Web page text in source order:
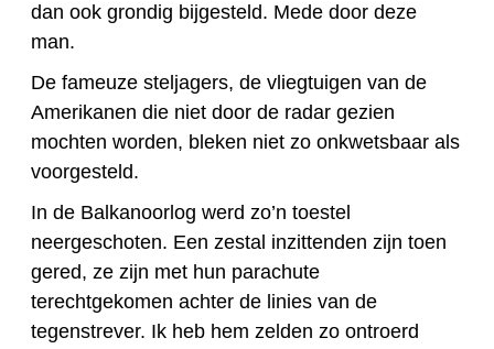
dan ook grondig bijgesteld. Mede door deze
man.
De fameuze steljagers, de vliegtuigen van de
Amerikanen die niet door de radar gezien
mochten worden, bleken niet zo onkwetsbaar als
voorgesteld.
In de Balkanoorlog werd zo’n toestel
neergeschoten. Een zestal inzittenden zijn toen
gered, ze zijn met hun parachute
terechtgekomen achter de linies van de
tegenstrever. Ik heb hem zelden zo ontroerd